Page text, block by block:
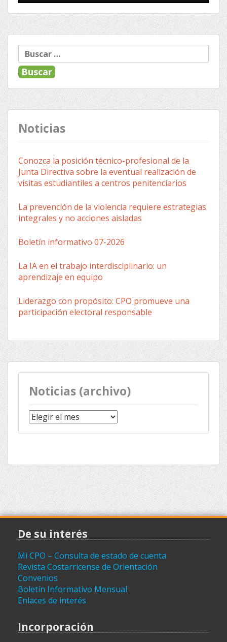
Buscar:
Noticias
Conozca la posición técnico-profesional de la
Junta Directiva sobre la eventual realización de
visitas estudiantiles a centros penitenciarios
La prevención de la violencia requiere estrategias
integrales y no acciones aisladas
Boletín informativo 07-2026
La IA en el trabajo interdisciplinario: un
aprendizaje en equipo
Liderazgo con propósito: CPO promueve una
participación electoral responsable
Noticias (archivo)
Noticias
(archivo)
De su interés
Mi CPO – Consulta de estado de cuenta
Revista Costarricense de Orientación
Convenios
Boletín Informativo Mensual
Enlaces de interés
Incorporación